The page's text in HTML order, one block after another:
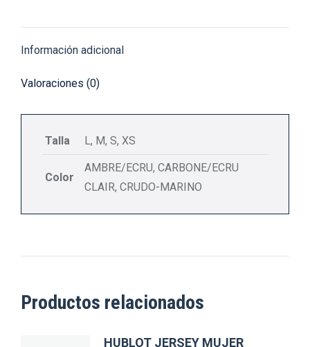
Información adicional
Valoraciones (0)
Talla L, M, S, XS
Color
AMBRE/ECRU, CARBONE/ECRU
CLAIR, CRUDO-MARINO
Productos relacionados
HUBLOT JERSEY MUJER